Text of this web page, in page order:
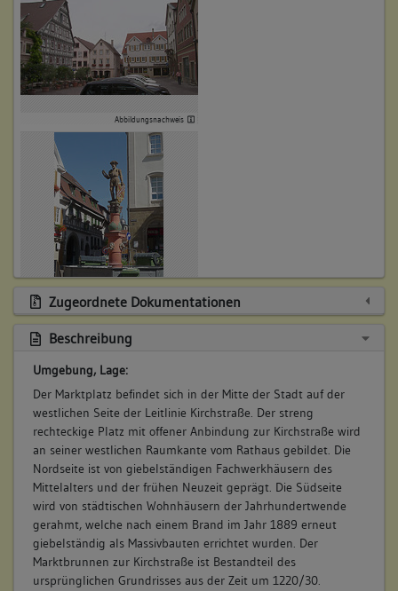
Abbildungsnachweis
Abbildungsnachweis
Zugeordnete Dokumentationen
Beschreibung
Umgebung, Lage:
Der Marktplatz befindet sich in der Mitte der Stadt auf der
westlichen Seite der Leitlinie Kirchstraße. Der streng
rechteckige Platz mit offener Anbindung zur Kirchstraße wird
an seiner westlichen Raumkante vom Rathaus gebildet. Die
Nordseite ist von giebelständigen Fachwerkhäusern des
Mittelalters und der frühen Neuzeit geprägt. Die Südseite
wird von städtischen Wohnhäusern der Jahrhundertwende
gerahmt, welche nach einem Brand im Jahr 1889 erneut
giebelständig als Massivbauten errichtet wurden. Der
Marktbrunnen zur Kirchstraße ist Bestandteil des
ursprünglichen Grundrisses aus der Zeit um 1220/30.